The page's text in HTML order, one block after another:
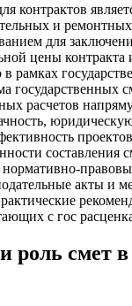
контрактов
и
для
цены контракта
рамках
государственных
расчетов
составления
акты и
с гос
роль смет